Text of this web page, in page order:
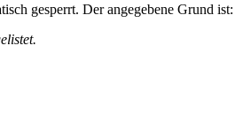
gesperrt. Der angegebene Grund ist: